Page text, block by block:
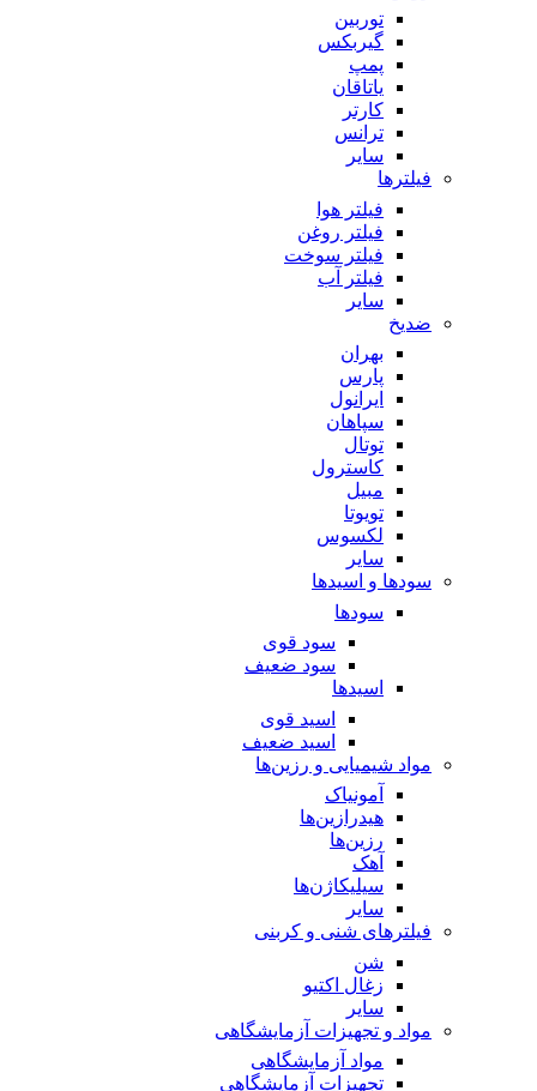
توربین
گیربکس
پمپ
یاتاقان
کارتر
ترانس
سایر
فیلترها
فیلتر هوا
فیلتر روغن
فیلتر سوخت
فیلتر آب
سایر
ضدیخ
بهران
پارس
ایرانول
سپاهان
توتال
کاسترول
مبیل
تویوتا
لکسوس
سایر
سودها و اسیدها
سود‌ها
سود قوی
سود ضعیف
اسید‌ها
اسید قوی
اسید ضعیف
مواد شیمیایی و رزین‌ها
آمونیاک
هیدرازین‌ها
رزین‌ها
آهک
سیلیکاژن‌ها
سایر
فیلترهای شنی و کربنی
شن
زغال اکتیو
سایر
مواد و تجهیزات آزمایشگاهی
مواد آزمایشگاهی
تجهیزات آزمایشگاهی